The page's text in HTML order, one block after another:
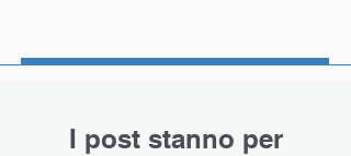
I post stanno per